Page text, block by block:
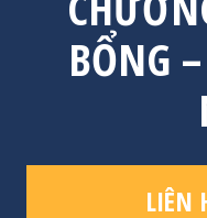
BỔNG
LIÊN